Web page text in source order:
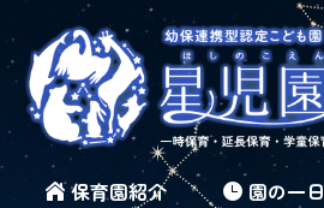
保育園紹介 園の一日